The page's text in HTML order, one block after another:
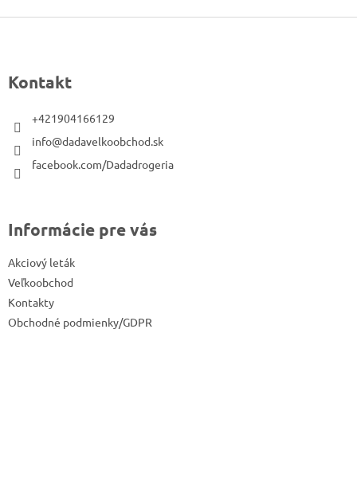
Z
p
äKontakt
+421904166129
info@dadavelkoobchod.sk
facebook.com/Dadadrogeria
Informácie pre vás
Akciový leták
Veľkoobchod
Kontakty
Obchodné podmienky/GDPR